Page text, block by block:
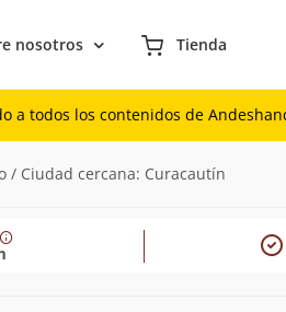
nosotros Tienda
a todos los contenidos de
/ Ciudad cercana: Curacautín